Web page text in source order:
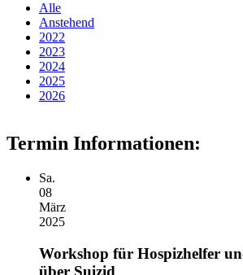
Alle
Anstehend
2022
2023
2024
2025
2026
Termin Informationen:
Sa.
08
März
2025
Workshop für Hospizhelfer
über Suizid